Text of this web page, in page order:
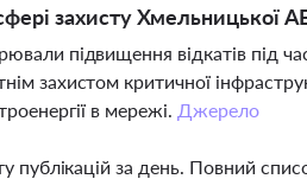
захисту Хмельницької
підвищення відкатів під
захистом критичної
в мережі. Джерело
публікацій за день. Повний